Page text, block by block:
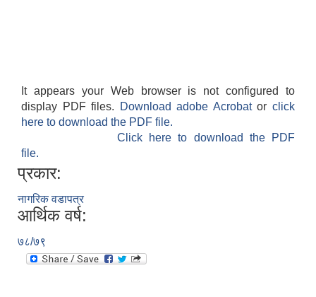
It appears your Web browser is not configured to
display PDF files.
Download adobe Acrobatorclick
here to download the PDF file.
Click here to download the PDF
file.
प्रकार:
नागरिक वडापत्र
आर्थिक वर्ष:
७८/७९